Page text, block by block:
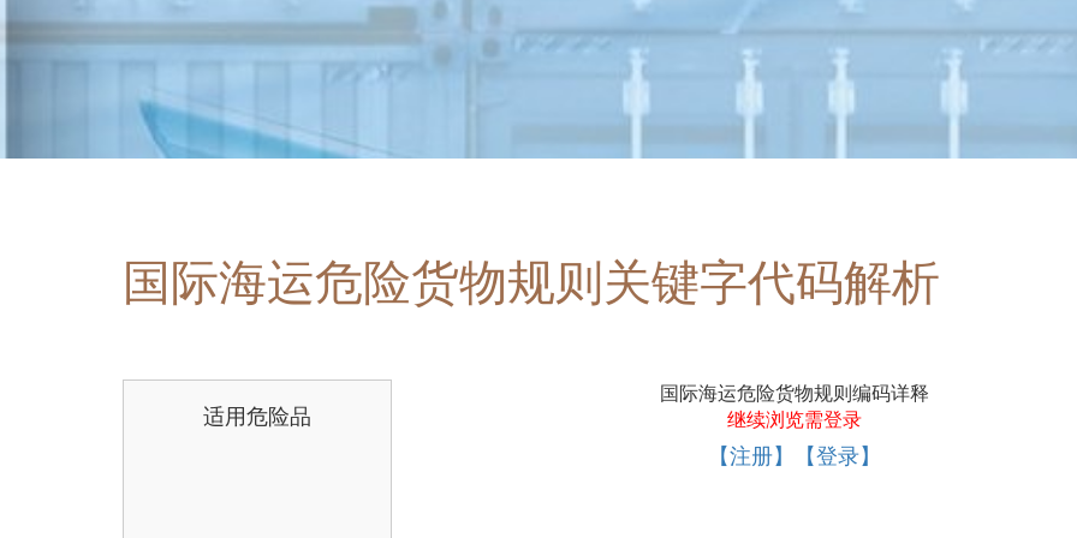
国际海运危险货物规则关键字代码解析
适用危险品
国际海运危险货物规则编码详释
继续浏览需登录
【注册】【登录】